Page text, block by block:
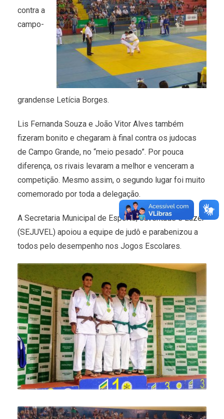
contra a
campo-
grandense Letícia Borges.
Lis Fernanda Souza e João Vitor Alves também
fizeram bonito e chegaram à final contra os judocas
de Campo Grande, no “meio pesado”. Por pouca
diferença, os rivais levaram a melhor e venceram a
competição. Mesmo assim, o segundo lugar foi muito
comemorado por toda a delegação.
A Secretaria Municipal de Esporte, Juventude e Lazer
(SEJUVEL) apoiou a equipe de judô e parabenizou a
todos pelo desempenho nos Jogos Escolares.